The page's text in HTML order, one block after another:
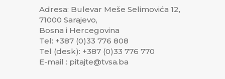
Adresa: Bulevar Meše Selimovića 12,
71000 Sarajevo,
Bosna i Hercegovina
Tel: +387 (0)33 776 808
Tel (desk): +387 (0)33 776 770
E-mail : pitajte@tvsa.ba